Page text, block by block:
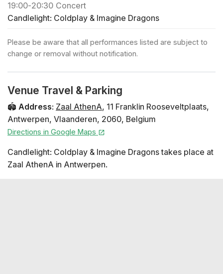
Coldplay - Adventure of a Lifetime Coldplay - Fix you
Imagine Dragons - Natural Imagine Dragons - Next to
You Imagine Dragons - Bad Liar Imagine Dragons -
Believer Coldplay - Sky Full of Stars Coldplay - Viva la
19:00-20:30 Concert
Candlelight: Coldplay & Imagine Dragons
Please be aware that all performances listed are subject to
change or removal without notification.
Venue Travel & Parking
🏟️ Address: Zaal AthenA, 11 Franklin Rooseveltplaats,
Antwerpen, Vlaanderen, 2060, Belgium
Directions in Google Maps
Candlelight: Coldplay & Imagine Dragons takes place at
Zaal AthenA in Antwerpen.